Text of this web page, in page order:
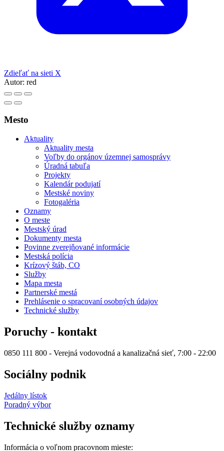
Zdieľať na sieti X
Autor: red
Mesto
Aktuality
Aktuality mesta
Voľby do orgánov územnej samosprávy
Úradná tabuľa
Projekty
Kalendár podujatí
Mestské noviny
Fotogaléria
Oznamy
O meste
Mestský úrad
Dokumenty mesta
Povinne zverejňované informácie
Mestská polícia
Krízový štáb, CO
Služby
Mapa mesta
Partnerské mestá
Prehlásenie o spracovaní osobných údajov
Technické služby
Poruchy - kontakt
0850 111 800 - Verejná vodovodná a kanalizačná sieť, 7:00 - 22:00
Sociálny podnik
Jedálny lístok
Poradný výbor
Technické služby oznamy
Informácia o voľnom pracovnom mieste: